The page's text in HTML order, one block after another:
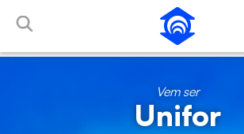
Pular para o Conteúdo principal
Vem ser
Unifor